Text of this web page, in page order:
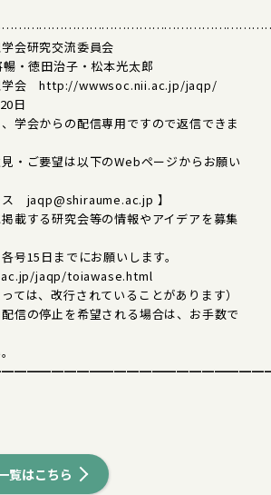
会研究交流委員会
・徳田治子・松本光太郎
学会 http://wwwsoc.nii.ac.jp/jaqp/
日
学会からの配信専用ですので返信できま
・ご要望は以下のWebページからお願い
ス jaqp@shiraume.ac.jp 】
載する研究会等の情報やアイデアを募集
号15日までにお願いします。
jaqp/toiawase.html
ては、改行されていることがあります）
信の停止を希望される場合は、お手数で
覧はこちら